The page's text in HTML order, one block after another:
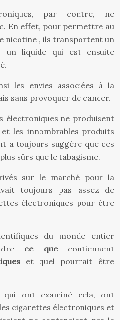
par contre, ne
En effet, pour permettre au
nicotine , ils transportent un
un liquide qui est ensuite
les envies associées à la
sans provoquer de cancer.
électroniques ne produisent
les innombrables produits
a toujours suggéré que ces
sûrs que le tabagisme.
sur le marché pour la
toujours pas assez de
électroniques pour être
du monde entier
ce quecontiennent
et quel pourrait être
qui ont examiné cela, ont
cigarettes électroniques et